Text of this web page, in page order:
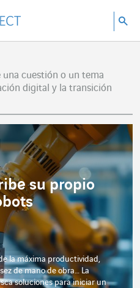
una cuestión o un tema
digital y la transición
su propio
en enen
por
la máxima productividad,
de mano de obra… La
soluciones para iniciar un